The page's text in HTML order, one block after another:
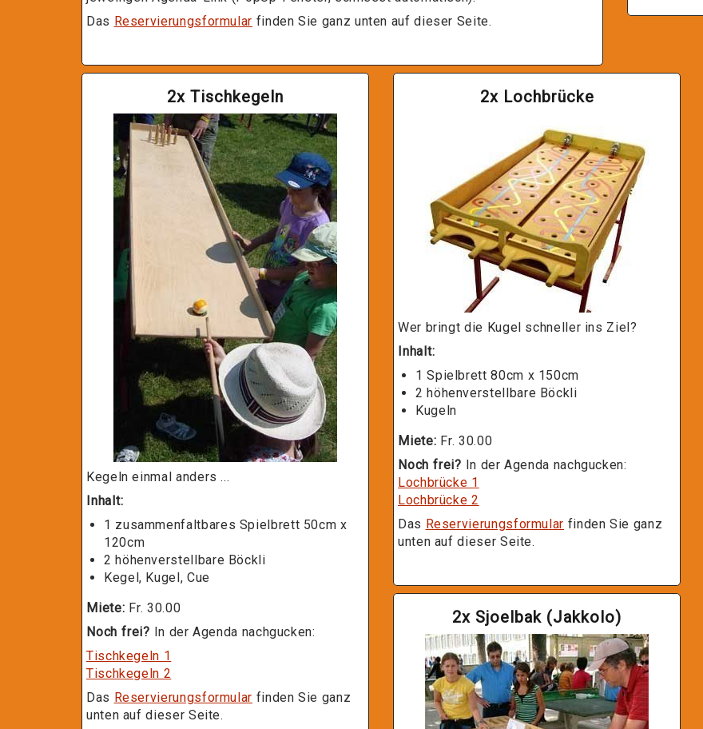
Das Reservierungsformular finden Sie ganz unten auf dieser Seite.
2x Tischkegeln
Kegeln einmal anders ...
Inhalt:
1 zusammenfaltbares Spielbrett 50cm x
120cm
2 höhenverstellbare Böckli
Kegel, Kugel, Cue
Miete: Fr. 30.00
Noch frei? In der Agenda nachgucken:
Tischkegeln 1
Tischkegeln 2
Das Reservierungsformular finden Sie ganz
unten auf dieser Seite.
2x Lochbrücke
Wer bringt die Kugel schneller ins Ziel?
Inhalt:
1 Spielbrett 80cm x 150cm
2 höhenverstellbare Böckli
Kugeln
Miete: Fr. 30.00
Noch frei? In der Agenda nachgucken:
Lochbrücke 1
Lochbrücke 2
Das Reservierungsformular finden Sie ganz
unten auf dieser Seite.
2x Sjoelbak (Jakkolo)